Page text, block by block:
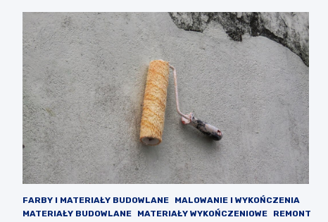
FARBY I MATERIAŁY BUDOWLANE
MALOWANIE I WYKOŃCZENIA
MATERIAŁY BUDOWLANE
MATERIAŁY WYKOŃCZENIOWE REMONT